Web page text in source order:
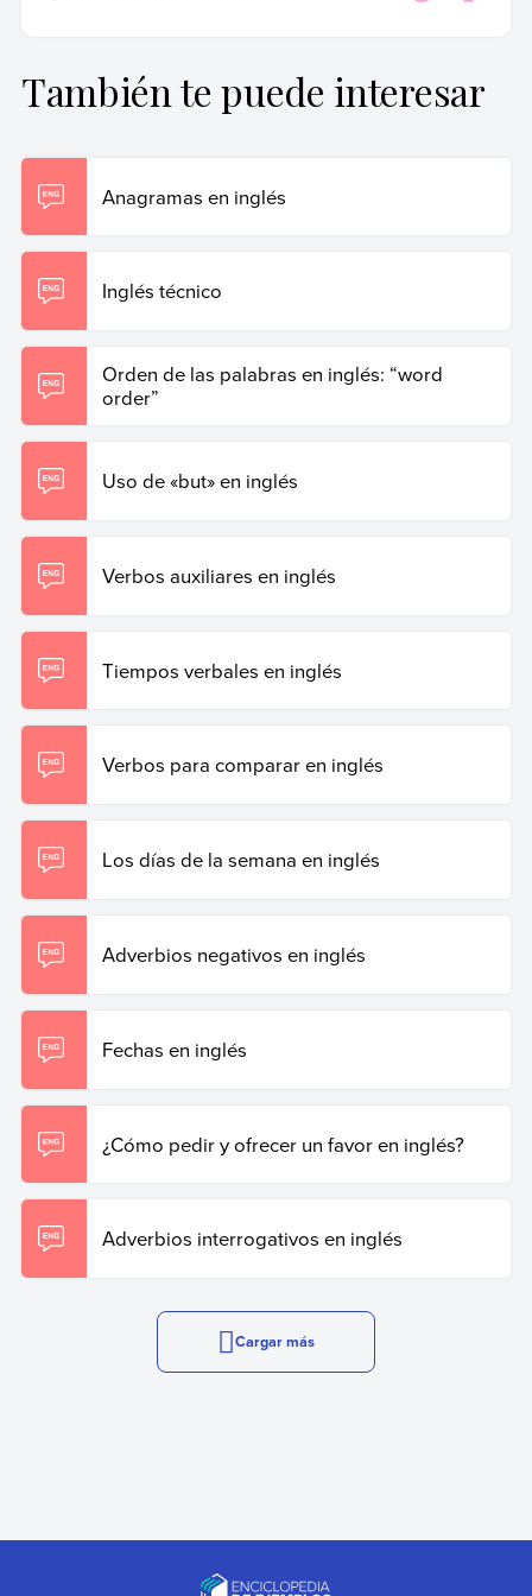
Gary, Marilina (28 de junio de 2023). «Zero conditional»
19 de junio de 2026 de
ejemplos-de-oraciones-zero-conditional-negativas/
Copiar cita
También te puede interesar
Anagramas en inglés
Inglés técnico
Orden de las palabras en inglés: “word
order”
Uso de «but» en inglés
Verbos auxiliares en inglés
Tiempos verbales en inglés
Verbos para comparar en inglés
Los días de la semana en inglés
Adverbios negativos en inglés
Fechas en inglés
¿Cómo pedir y ofrecer un favor en inglés?
Adverbios interrogativos en inglés
Cargar más